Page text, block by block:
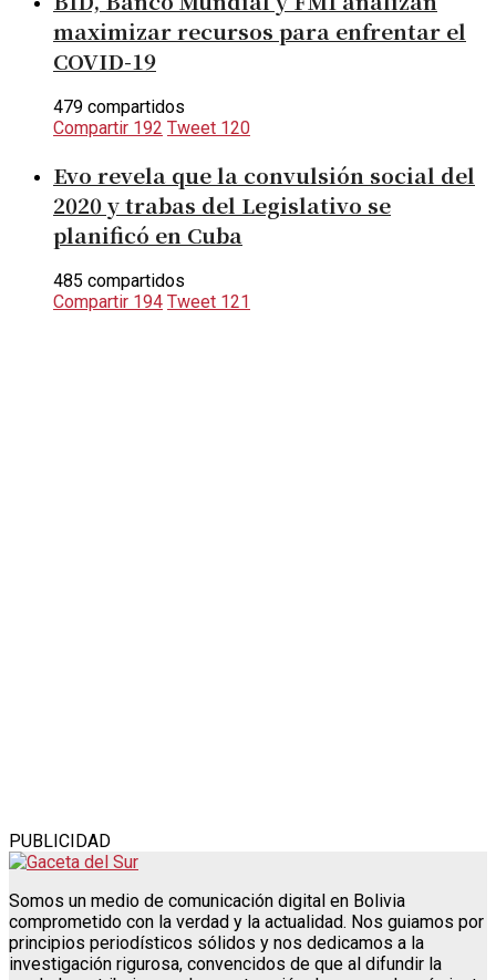
maximizar recursos para enfrentar el
COVID-19
479 compartidos
Compartir 192 Tweet 120
Evo revela que la convulsión social del
2020 y trabas del Legislativo se
planificó en Cuba
485 compartidos
Compartir 194 Tweet 121
PUBLICIDAD
Somos un medio de comunicación digital en Bolivia
comprometido con la verdad y la actualidad. Nos guiamos por
principios periodísticos sólidos y nos dedicamos a la
investigación rigurosa, convencidos de que al difundir la